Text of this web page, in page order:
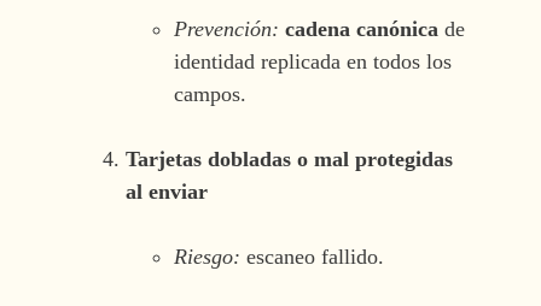
Prevención: cadena canónica de
identidad replicada en todos los
campos.
Tarjetas dobladas o mal protegidas
al enviar
Riesgo: escaneo fallido.